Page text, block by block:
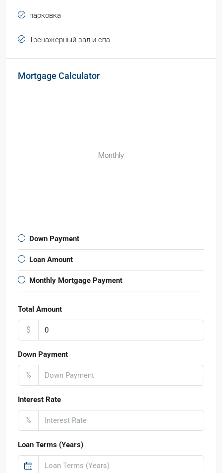
парковка
Тренажерный зал и спа
Mortgage Calculator
Monthly
Down Payment
Loan Amount
Monthly Mortgage Payment
Total Amount
$
Down Payment
%
Interest Rate
%
Loan Terms (Years)